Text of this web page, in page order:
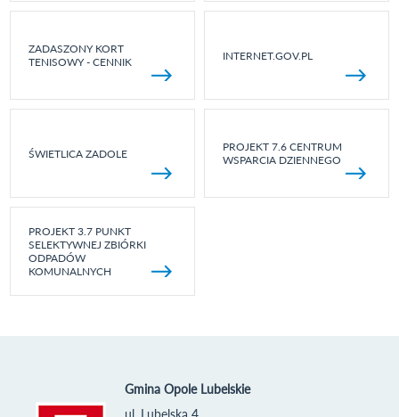
ZADASZONY KORT
TENISOWY - CENNIK
INTERNET.GOV.PL
ŚWIETLICA ZADOLE
PROJEKT 7.6 CENTRUM
WSPARCIA DZIENNEGO
PROJEKT 3.7 PUNKT
SELEKTYWNEJ ZBIÓRKI
ODPADÓW
KOMUNALNYCH
Gmina Opole Lubelskie
ul. Lubelska 4